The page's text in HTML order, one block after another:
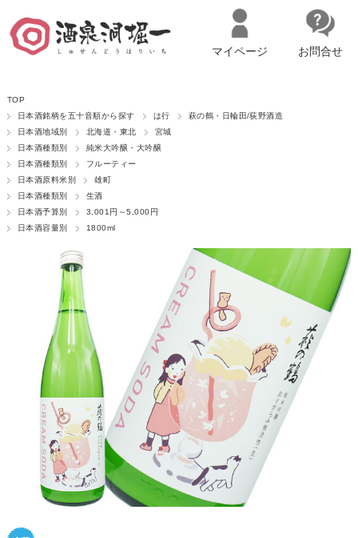
マイページへログイン カートをみる
マイページ お問合せ
TOP
日本酒銘柄を五十音順から探す
は行
萩の鶴・日輪田/荻野酒造
日本酒地域別
北海道・東北
宮城
日本酒種類別
純米大吟醸・大吟醸
日本酒種類別
フルーティー
日本酒原料米別
雄町
日本酒種類別
生酒
日本酒予算別
3,001円～5,000円
日本酒容量別
1800ml